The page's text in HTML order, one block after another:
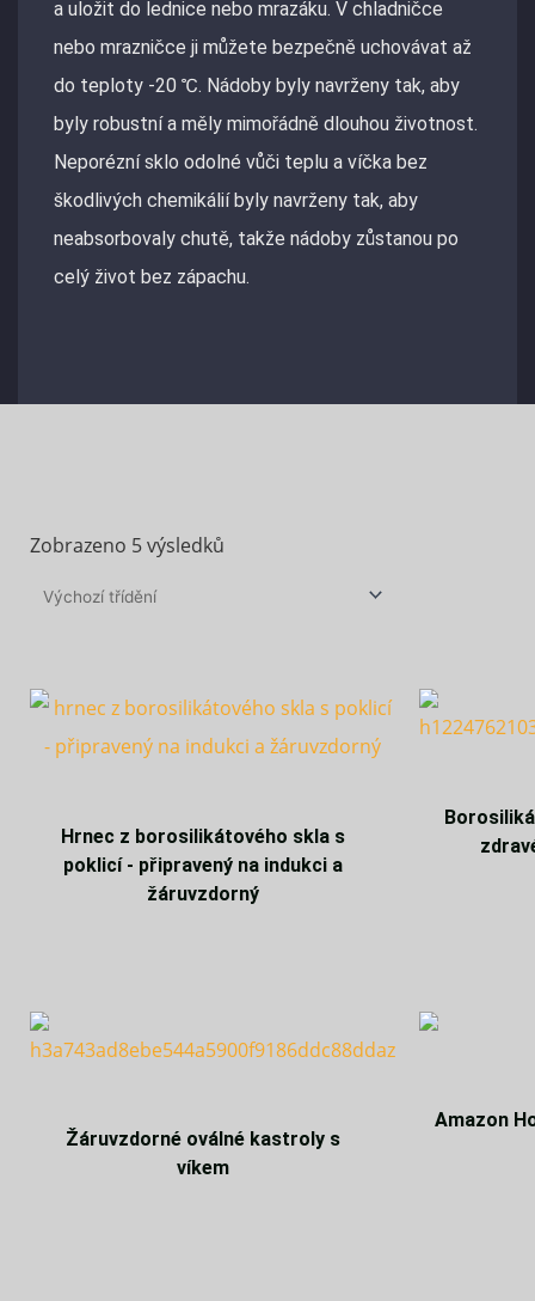
a uložit do lednice nebo mrazáku. V chladničce
nebo mrazničce ji můžete bezpečně uchovávat až
do teploty -20 ℃. Nádoby byly navrženy tak, aby
byly robustní a měly mimořádně dlouhou životnost.
Neporézní sklo odolné vůči teplu a víčka bez
škodlivých chemikálií byly navrženy tak, aby
neabsorbovaly chutě, takže nádoby zůstanou po
celý život bez zápachu.
Zobrazeno 5 výsledků
Hrnec z borosilikátového skla s
poklicí - připravený na indukci a
žáruvzdorný
Žáruvzdorné oválné kastroly s
víkem
Amazon